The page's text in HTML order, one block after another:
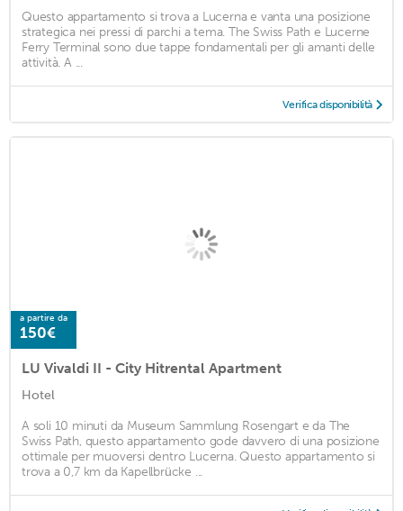
Questo appartamento si trova a Lucerna e vanta una posizione
strategica nei pressi di parchi a tema. The Swiss Path e Lucerne
Ferry Terminal sono due tappe fondamentali per gli amanti delle
attività. A ...
Verifica disponibilità
a partire da
150€
LU Vivaldi II - City Hitrental Apartment
Hotel
A soli 10 minuti da Museum Sammlung Rosengart e da The
Swiss Path, questo appartamento gode davvero di una posizione
ottimale per muoversi dentro Lucerna. Questo appartamento si
trova a 0,7 km da Kapellbrücke ...